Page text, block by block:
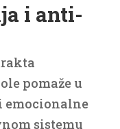
i anti-
pomaže u
emocionalne
sistemu